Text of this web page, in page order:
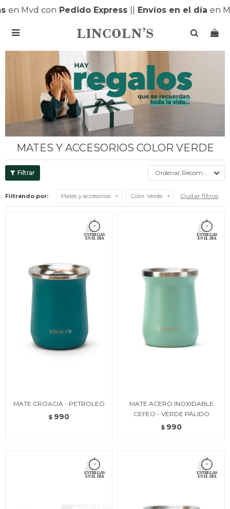
conPedido Express||Envíos en el díaen

MATES Y ACCESORIOS COLOR VERDE
Recomendados
Filtrando por: Mates y accesorios Color: Verde Quitar filtros
MATE CROACIA - PETROLEO
$ 990
MATE ACERO INOXIDABLE
CEFEO - VERDE PÁLIDO
$ 990